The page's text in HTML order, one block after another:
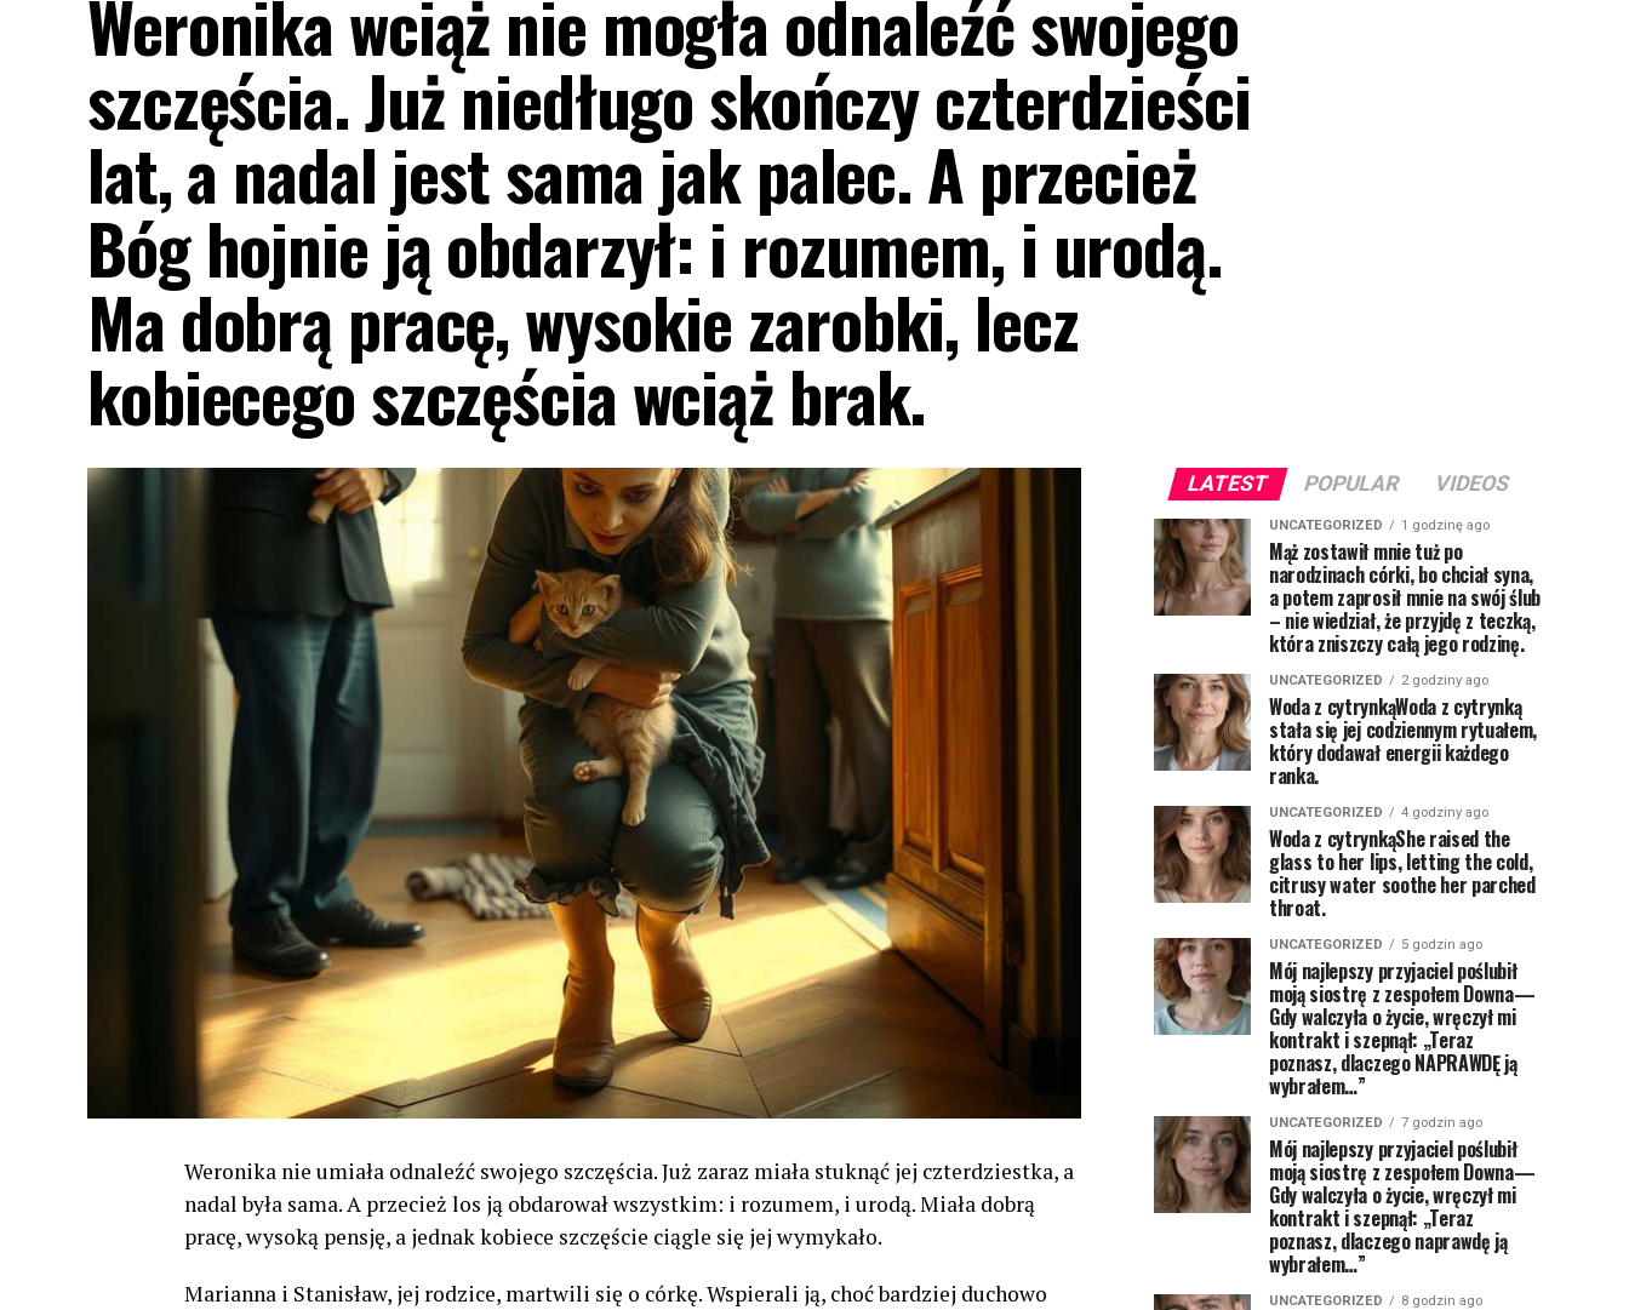
Weronika wciąż nie mogła odnaleźć swojego
szczęścia. Już niedługo skończy czterdzieści
lat, a nadal jest sama jak palec. A przecież
Bóg hojnie ją obdarzył: i rozumem, i urodą.
Ma dobrą pracę, wysokie zarobki, lecz
kobiecego szczęścia wciąż brak.
Weronika nie umiała odnaleźć swojego szczęścia. Już zaraz miała stuknąć jej czterdziestka, a
nadal była sama. A przecież los ją obdarował wszystkim: i rozumem, i urodą. Miała dobrą
pracę, wysoką pensję, a jednak kobiece szczęście ciągle się jej wymykało.
Marianna i Stanisław, jej rodzice, martwili się o córkę. Wspierali ją, choć bardziej duchowo
LATEST POPULAR VIDEOS
UNCATEGORIZED 1 godzinę ago
Mąż zostawił mnie tuż po
narodzinach córki, bo chciał syna,
a potem zaprosił mnie na swój ślub
– nie wiedział, że przyjdę z teczką,
która zniszczy całą jego rodzinę.
UNCATEGORIZED 2 godziny ago
Woda z cytrynkąWoda z cytrynką
stała się jej codziennym rytuałem,
który dodawał energii każdego
ranka.
UNCATEGORIZED 4 godziny ago
Woda z cytrynkąShe raised the
glass to her lips, letting the cold,
citrusy water soothe her parched
throat.
UNCATEGORIZED 5 godzin ago
Mój najlepszy przyjaciel poślubił
moją siostrę z zespołem Downa—
Gdy walczyła o życie, wręczył mi
kontrakt i szepnął: „Teraz
poznasz, dlaczego NAPRAWDĘ ją
wybrałem…”
UNCATEGORIZED 7 godzin ago
Mój najlepszy przyjaciel poślubił
moją siostrę z zespołem Downa—
Gdy walczyła o życie, wręczył mi
kontrakt i szepnął: „Teraz
poznasz, dlaczego naprawdę ją
wybrałem…”
UNCATEGORIZED 8 godzin ago